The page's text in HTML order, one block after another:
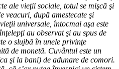
ale vieţii sociale, totul se mişcă şi
veacuri, după amestecate şi
universale, întocmai aşa este
au observat şi au spus de
o slujbă în unele privinţe
de monetă. Cuvântul este un
şi la bani) de adunare de comori.